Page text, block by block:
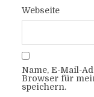
Webseite
Name, E-Mail-
Browser für
speichern.